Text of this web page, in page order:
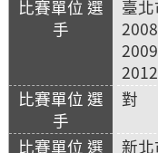
臺
對
新北